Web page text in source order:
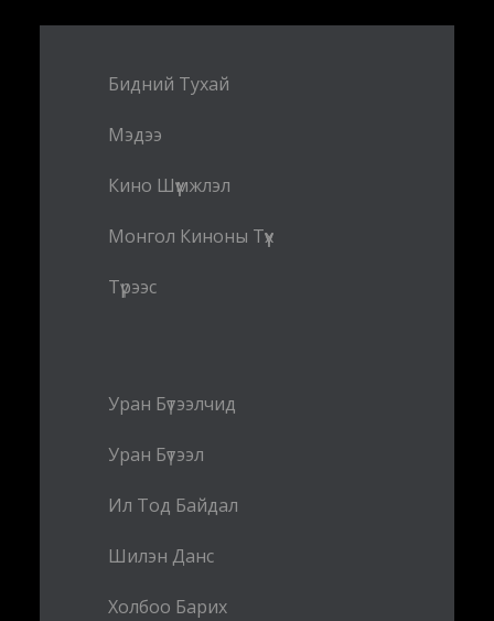
Бидний Тухай
Мэдээ
Кино Шүүмжлэл
Монгол Киноны Түүх
Түрээс
Уран Бүтээлчид
Уран Бүтээл
Ил Тод Байдал
Шилэн Данс
Холбоо Барих